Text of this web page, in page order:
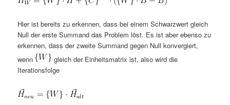
Hier ist bereits zu erkennen, dass bei einem Schwarzwert gleich
Null der erste Summand das Problem löst. Es ist aber ebenso zu
erkennen, dass der zweite Summand gegen Null konvergiert,
wenn
gleich der Einheitsmatrix ist, also wird die
Iterationsfolge